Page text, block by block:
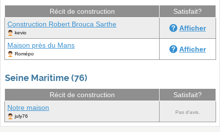
Récit de construction
Satisfait?
Construction Robert Brouca Sarthe
kevio
Afficher
Maison près du Mans
Romépo
Afficher
Seine Maritime (76)
Récit de construction
Satisfait?
Notre maison
july76
Pas d'avis.